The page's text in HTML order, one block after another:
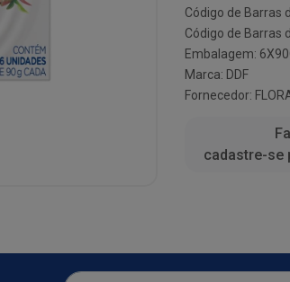
Código de Barras
Código de Barras
Embalagem:
Marca: DDF
Fornecedor:
cadastre-se